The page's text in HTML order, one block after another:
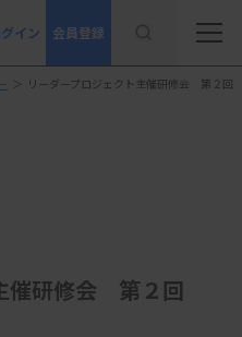
イン 会員登録
＞ リーダープロジェクト主催研修会 第２回
催研修会 第２回